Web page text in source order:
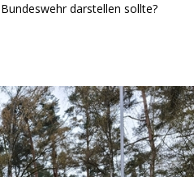
darstellen sollte?